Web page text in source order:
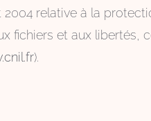
relative à la
et aux libertés,
).